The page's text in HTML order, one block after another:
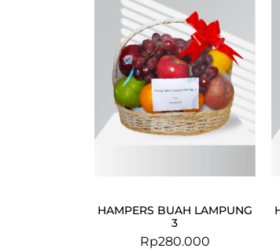
HAMPERS BUAH LAMPUNG
3
Rp280.000